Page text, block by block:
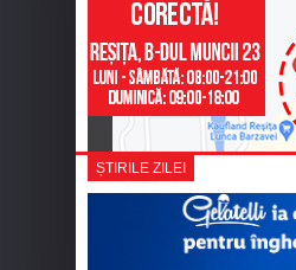
ȘTIRILE ZILEI